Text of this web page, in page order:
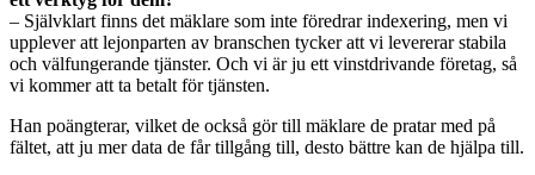
– Självklart finns det mäklare som inte föredrar indexering, men vi
upplever att lejonparten av branschen tycker att vi levererar stabila
och välfungerande tjänster. Och vi är ju ett vinstdrivande företag, så
vi kommer att ta betalt för tjänsten.
Han poängterar, vilket de också gör till mäklare de pratar med på
fältet, att ju mer data de får tillgång till, desto bättre kan de hjälpa till.